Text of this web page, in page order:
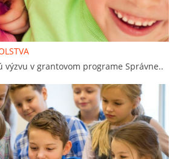
výzvu v grantovom programe Správne..